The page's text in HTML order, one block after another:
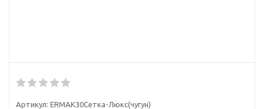
Артикул: ЕRМАК30Сетка-Люкс(чугун)